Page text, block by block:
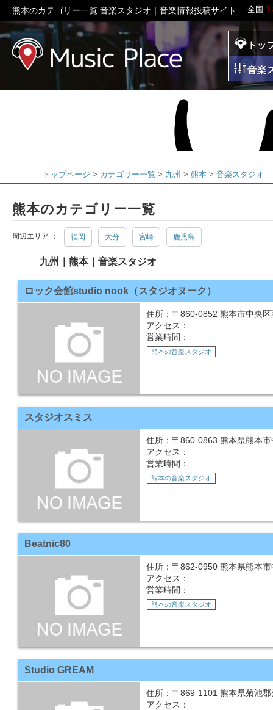
全国
熊本のカテゴリー一覧 音楽スタジオ｜音楽情報投稿サイト ミュー
ミュージックプレイ
トッ
音楽
トップページ カテゴリー一覧 九州 熊本 音楽スタジオ
熊本のカテゴリー一覧
周辺エリア ： 福岡 大分 宮崎 鹿児島
九州｜熊本｜音楽スタジオ
ロック会館studio nook（スタジオヌーク）
住所：〒860-0852 熊本市中央
アクセス：
営業時間：
熊本の音楽スタジオ
スタジオスミス
住所：〒860-0863 熊本県熊本
アクセス：
営業時間：
熊本の音楽スタジオ
Beatnic80
住所：〒862-0950 熊本県熊本
アクセス：
営業時間：
熊本の音楽スタジオ
Studio GREAM
住所：〒869-1101 熊本県菊池
アクセス：